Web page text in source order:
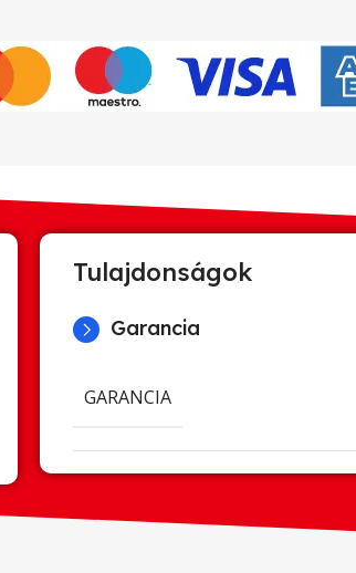
Tulajdonságok
Garancia
GARANCIA